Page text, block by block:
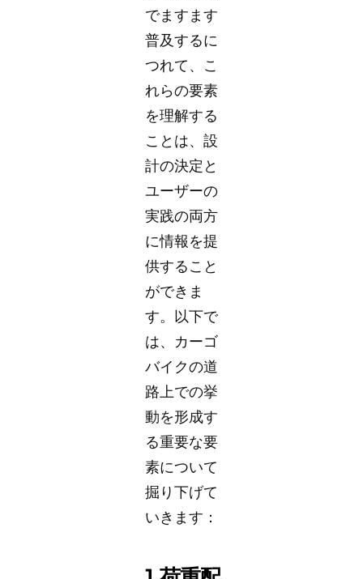
でますます
普及するに
つれて、こ
れらの要素
を理解する
ことは、設
計の決定と
ユーザーの
実践の両方
に情報を提
供すること
ができま
す。以下で
は、カーゴ
バイクの道
路上での挙
動を形成す
る重要な要
素について
掘り下げて
いきます：